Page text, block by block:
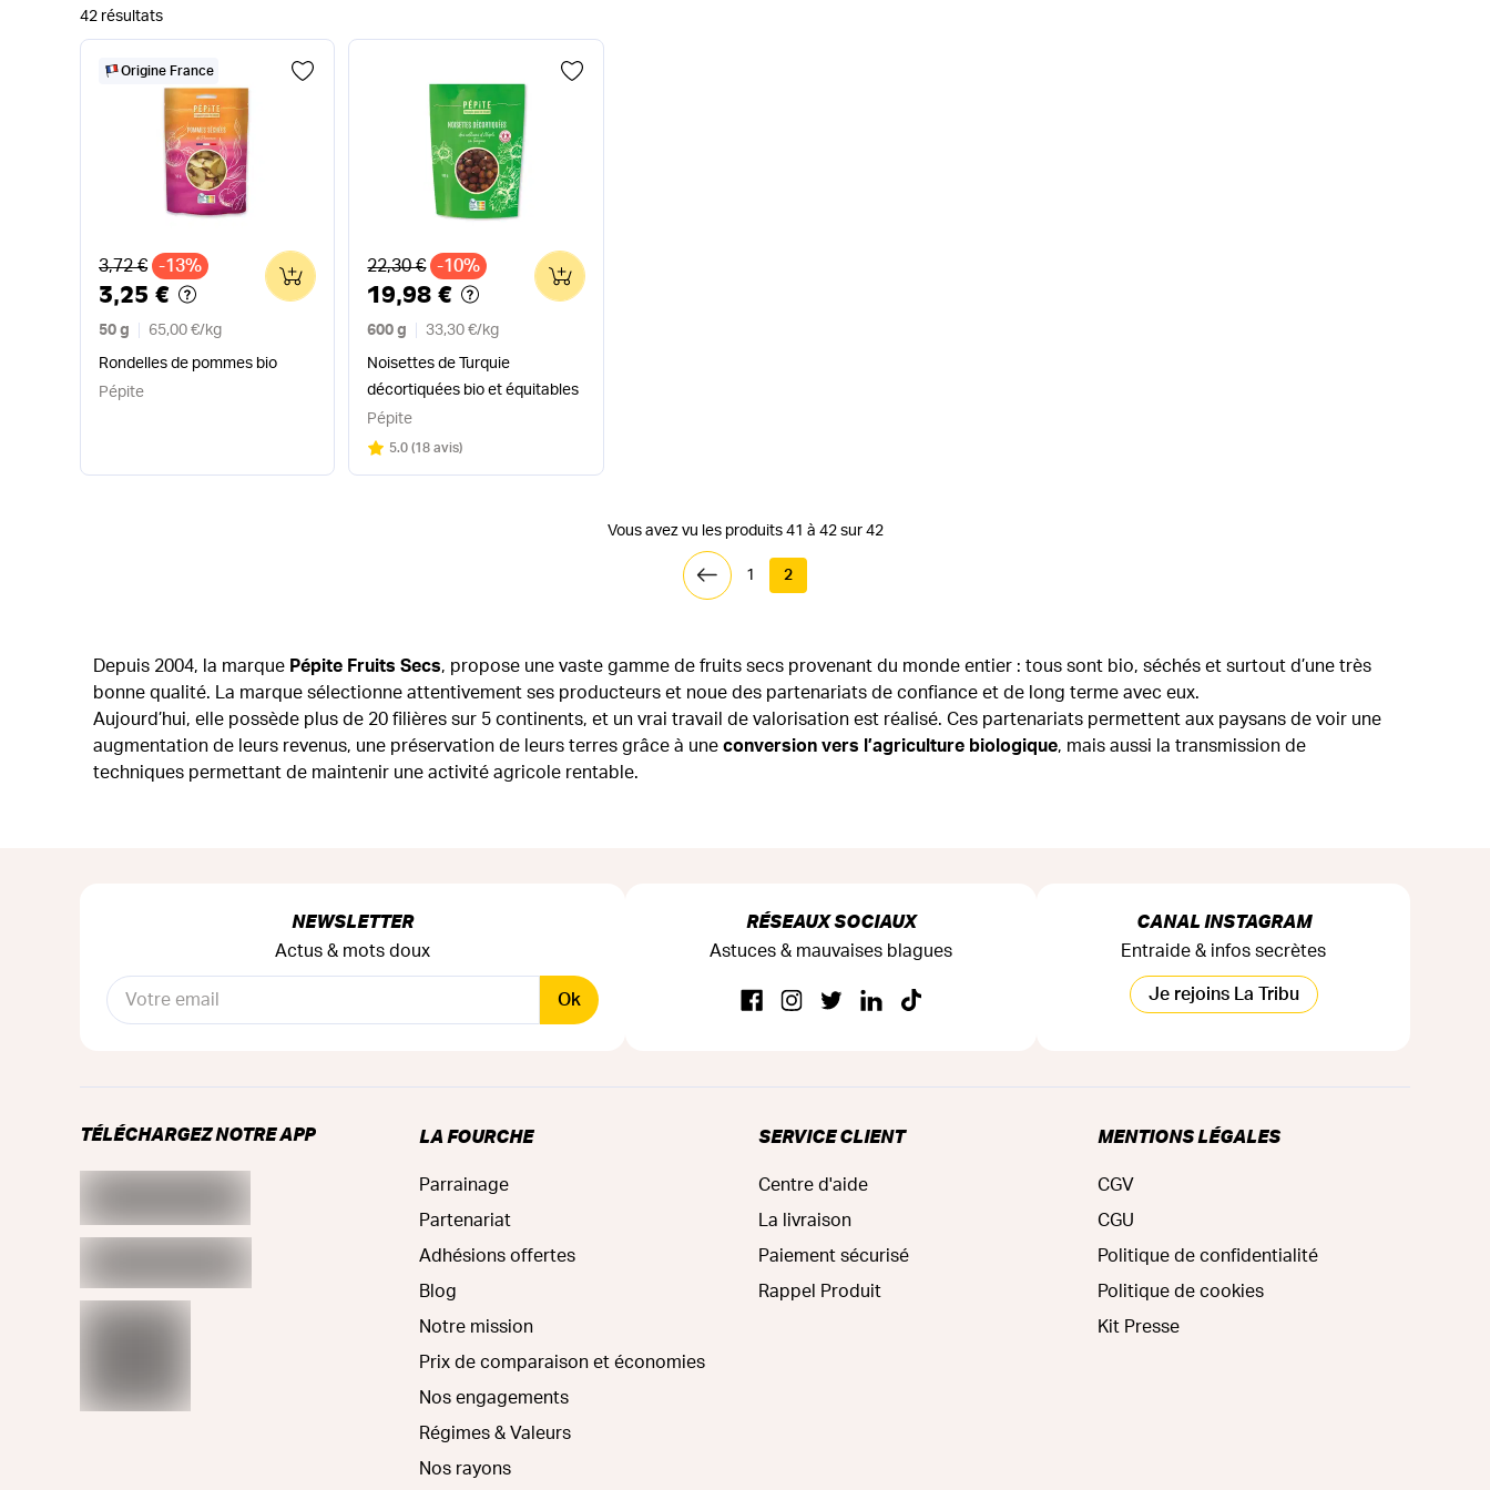
42 résultats
Origine France
Ancien prix
3,72 € -13%
3,25 €
50 g 65,00 €/kg
Rondelles de pommes bio
0
Pépite
Ancien prix
22,30 € -10%
19,98 €
600 g 33,30 €/kg
Noisettes de Turquie
décortiquées bio et équitables
0
Pépite
Note
5.0sur 5
(18 avis)
Vous avez vu les produits 41 à 42 sur 42
1 2
Depuis 2004, la marque Pépite Fruits Secs, propose une vaste gamme de fruits secs provenant du monde entier : tous sont bio, séchés et surtout d’une très
bonne qualité. La marque sélectionne attentivement ses producteurs et noue des partenariats de confiance et de long terme avec eux.
Aujourd’hui, elle possède plus de 20 filières sur 5 continents, et un vrai travail de valorisation est réalisé. Ces partenariats permettent aux paysans de voir une
augmentation de leurs revenus, une préservation de leurs terres grâce à une conversion vers l’agriculture biologique, mais aussi la transmission de
techniques permettant de maintenir une activité agricole rentable.
NEWSLETTER
Actus & mots doux
Ok
RÉSEAUX SOCIAUX
Astuces & mauvaises blagues
CANAL INSTAGRAM
Entraide & infos secrètes
Je rejoins La Tribu
TÉLÉCHARGEZ NOTRE APP LA FOURCHE
Parrainage
Partenariat
Adhésions offertes
Blog
Notre mission
Prix de comparaison et économies
Nos engagements
Régimes & Valeurs
Nos rayons
SERVICE CLIENT
Centre d'aide
La livraison
Paiement sécurisé
Rappel Produit
MENTIONS LÉGALES
CGV
CGU
Politique de confidentialité
Politique de cookies
Kit Presse